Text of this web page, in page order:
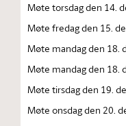
Møte torsdag den 14.
Møte fredag den 15.
Møte mandag den 18.
Møte mandag den 18.
Møte tirsdag den 19.
Møte onsdag den 20.